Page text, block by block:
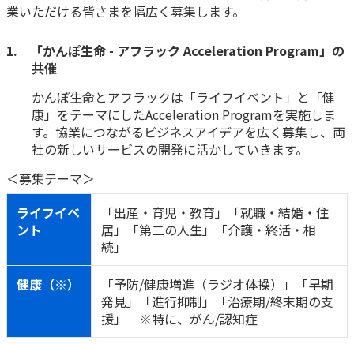
ログイン
ご契約内容の確認
お客さまに関する情報等の確認の取り組み
各種サービス・お知らせ
かんぽプラチナライフサービス
ご契約のしおり・約款（Web約款）
保険用語集
保険の探し方のポイント
保険かんたん診断
これからのライフイベントでかかる費用とは？
ご契約手続きの流れ
保険料のお払込方法
保険用語集
お問い合わせ
ライフプラン
健康情報
かんぽアプリ～かんぽの健康と安心を手のひらに～
すこやか健康ラボ
株主・投資家のみなさまへ
日本郵政グループとしての取り組み
採用情報
CM・オウンドメディア／ソーシャルメディア
かんぽブランド
かんぽ生命のサステナビリティ
採用情報
English
業いただける皆さまを幅広く募集します。
1. 「かんぽ生命 - アフラック Acceleration Program」の
共催
かんぽ生命とアフラックは「ライフイベント」と「健
康」をテーマにしたAcceleration Programを実施しま
す。協業につながるビジネスアイデアを広く募集し、両
社の新しいサービスの開発に活かしていきます。
＜募集テーマ＞
ライフイベ
ント
「出産・育児・教育」「就職・結婚・住
居」「第二の人生」「介護・終活・相
続」
健康（※）
「予防/健康増進（ラジオ体操）」「早期
発見」「進行抑制」「治療期/終末期の支
援」 ※特に、がん/認知症